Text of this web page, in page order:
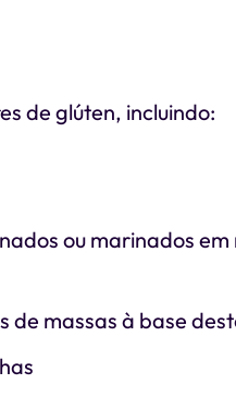
de glúten, incluindo:
ou marinados em
de massas à base